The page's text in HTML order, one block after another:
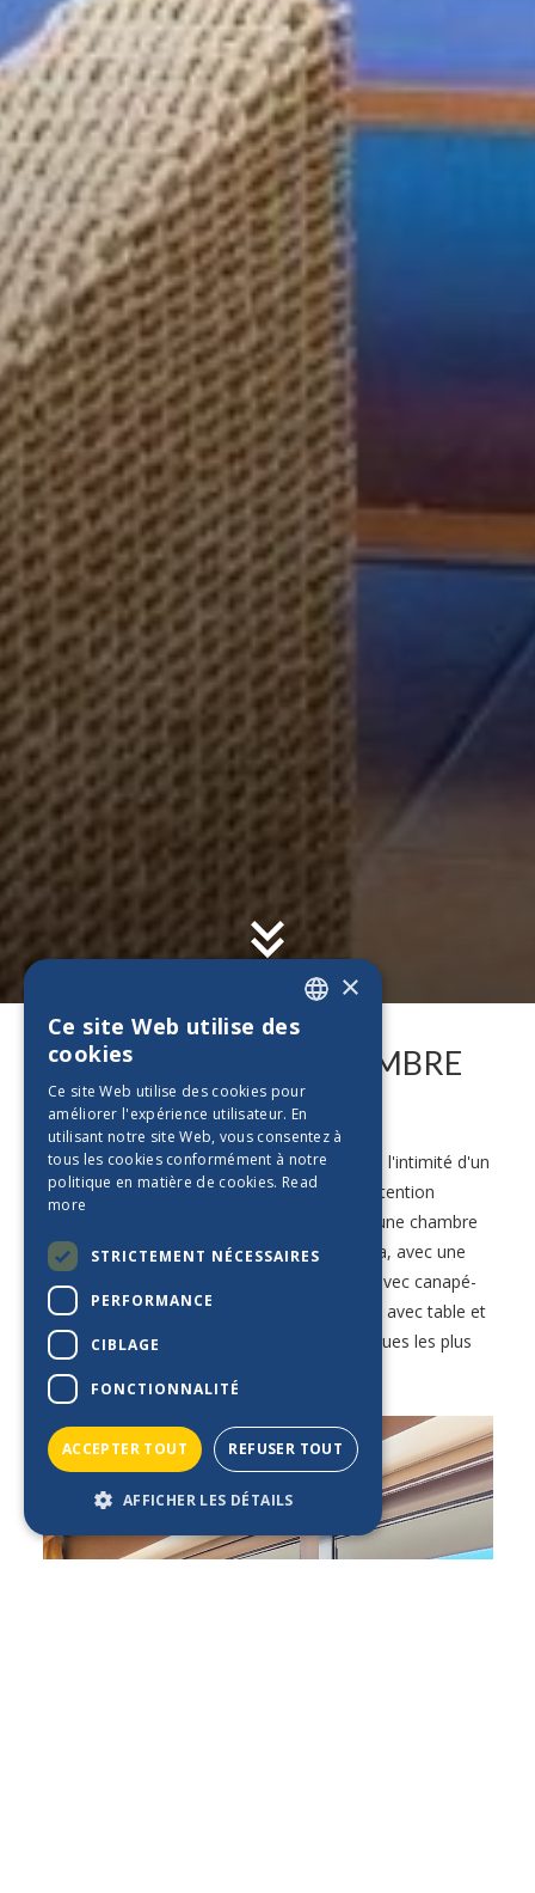
APPARTEMENT 1 CHAMBRE
VUE MER
Les couples et les familles à la recherche de l'intimité d'un
appartement sans perdre les services et l'attention
trouveront leur place dans l'appartement d'une chambre
avec vue sur la mer à l'Alfagar Alto da Colina, avec une
kitchenette entièrement équipée, un salon avec canapé-
lit, une salle de bains et un charmant balcon avec table et
chaises afin que vous puissiez profiter des vues les plus
relaxantes sur la mer.
FR_BE
×
Ce site Web utilise des
cookies
Ce site Web utilise des cookies pour
améliorer l'expérience utilisateur. En
utilisant notre site Web, vous consentez à
tous les cookies conformément à notre
politique en matière de cookies. Read
more
STRICTEMENT NÉCESSAIRES
PERFORMANCE
CIBLAGE
FONCTIONNALITÉ
ACCEPTER TOUT REFUSER TOUT
AFFICHER LES DÉTAILS